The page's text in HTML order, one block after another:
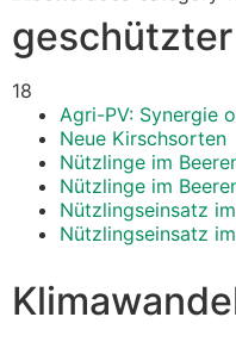
18
Agri-PV: Synergie
Neue Kirschsorten
Nützlinge im
Nützlinge im
Nützlingseinsatz
Nützlingseinsatz